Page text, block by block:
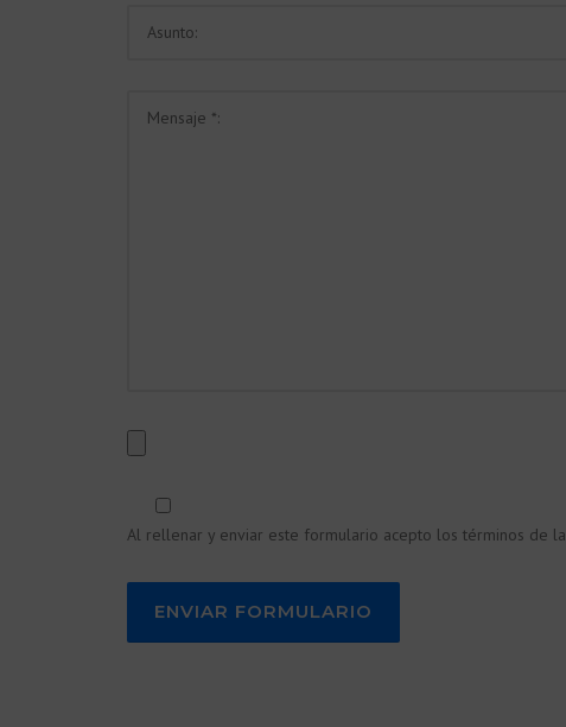
Al rellenar y enviar este formulario acepto los términos de la